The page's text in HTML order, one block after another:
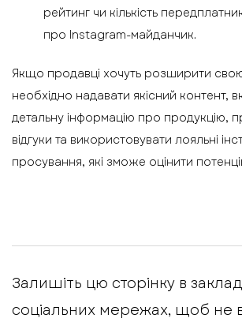
рейтинг чи кількість
про Instagram-майданчик.
Якщо продавці хочуть розширити
необхідно надавати якісний контент,
детальну інформацію про продукцію,
відгуки та використовувати лояльні
просування, які зможе оцінити
Залишіть цю сторінку в
соціальних мережах, щоб не